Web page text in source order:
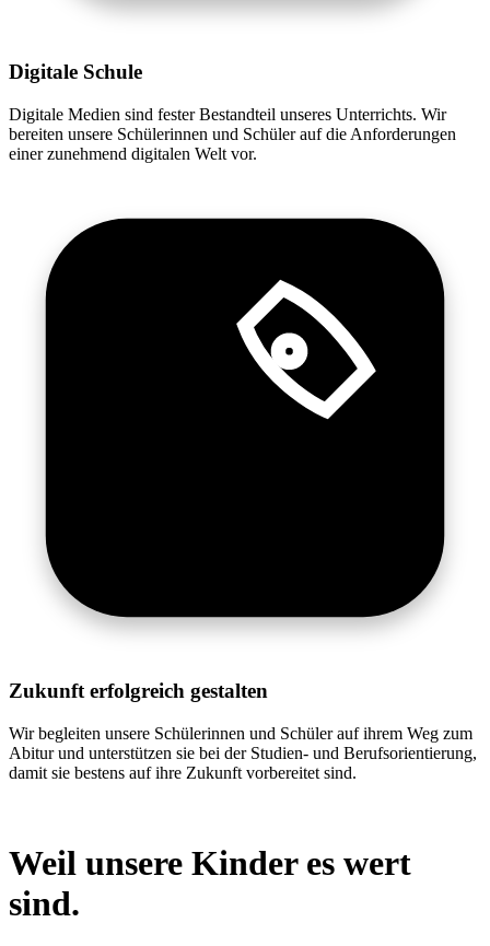
Digitale Schule
Digitale Medien sind fester Bestandteil unseres Unterrichts. Wir
bereiten unsere Schülerinnen und Schüler auf die Anforderungen
einer zunehmend digitalen Welt vor.
Zukunft erfolgreich gestalten
Wir begleiten unsere Schülerinnen und Schüler auf ihrem Weg zum
Abitur und unterstützen sie bei der Studien- und Berufsorientierung,
damit sie bestens auf ihre Zukunft vorbereitet sind.
Weil unsere Kinder es wert
sind.